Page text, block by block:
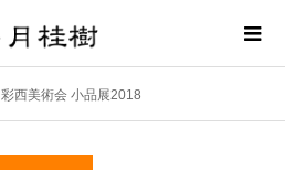
彩西美術会 小品展2018